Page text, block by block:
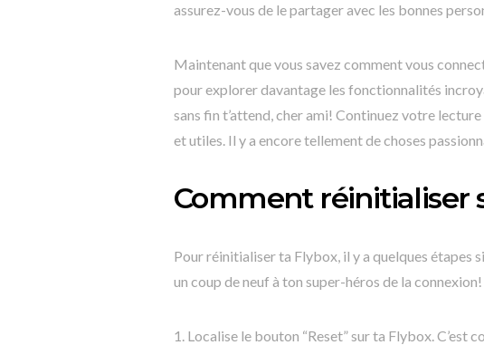
assurez-vous de le partager avec les bonnes
Maintenant que vous savez comment vous
pour explorer davantage les fonctionnalités
sans fin t’attend, cher ami! Continuez votre
et utiles. Il y a encore tellement de choses
Comment réinitialiser
Pour réinitialiser ta Flybox, il y a quelques étapes
un coup de neuf à ton super-héros de la
1. Localise le bouton “Reset” sur ta Flybox.